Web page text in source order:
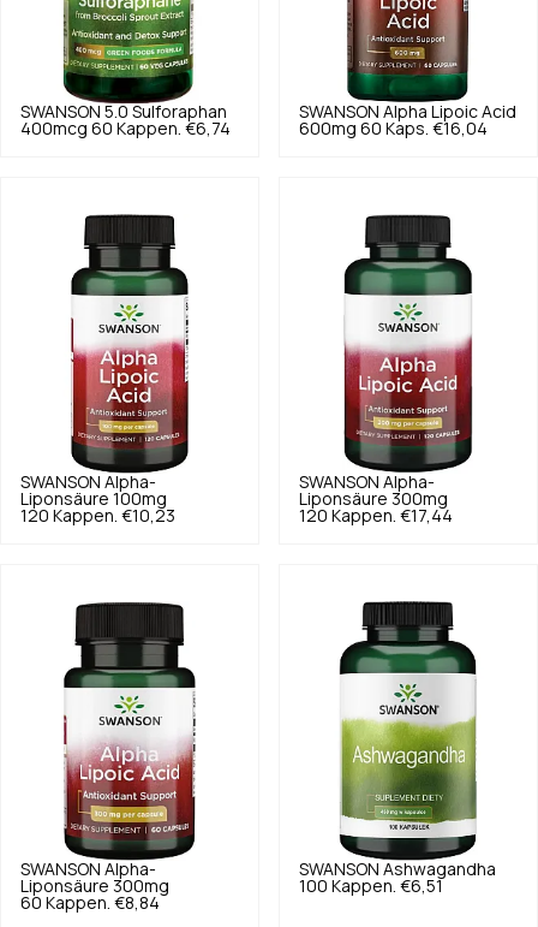
SWANSON 5.0 Sulforaphan
400mcg 60 Kappen. €6,74
SWANSON Alpha Lipoic Acid
600mg 60 Kaps. €16,04
SWANSON Alpha-
Liponsäure 100mg
120 Kappen. €10,23
SWANSON Alpha-
Liponsäure 300mg
120 Kappen. €17,44
SWANSON Alpha-
Liponsäure 300mg
60 Kappen. €8,84
SWANSON Ashwagandha
100 Kappen. €6,51